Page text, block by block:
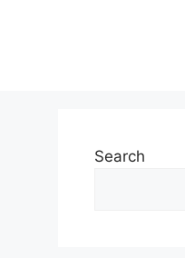
Search